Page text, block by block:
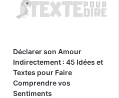
Déclarer son Amour
Indirectement : 45 Idées et
Textes pour Faire
Comprendre vos
Sentiments